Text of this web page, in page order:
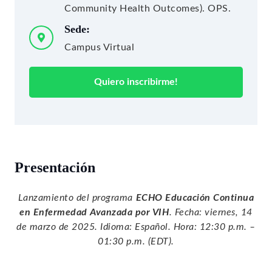
Community Health Outcomes). OPS.
Sede:
Campus Virtual
Quiero inscribirme!
Presentación
Lanzamiento del programa ECHO Educación Continua
en Enfermedad Avanzada por VIH. Fecha: viernes, 14
de marzo de 2025. Idioma: Español. Hora: 12:30 p.m. –
01:30 p.m. (EDT).